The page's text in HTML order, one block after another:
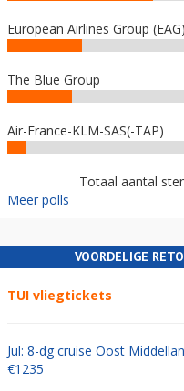
European Airlines Group (EAG)
The Blue Group
Air-France-KLM-SAS(-TAP)
Totaal aantal
Meer polls
VOORDELIGE
TUI vliegtickets
Jul: 8-dg cruise Oost
€1235